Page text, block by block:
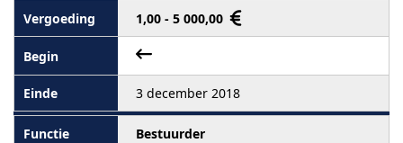
1,00 - 5 000,00
3 december 2018
Bestuurder